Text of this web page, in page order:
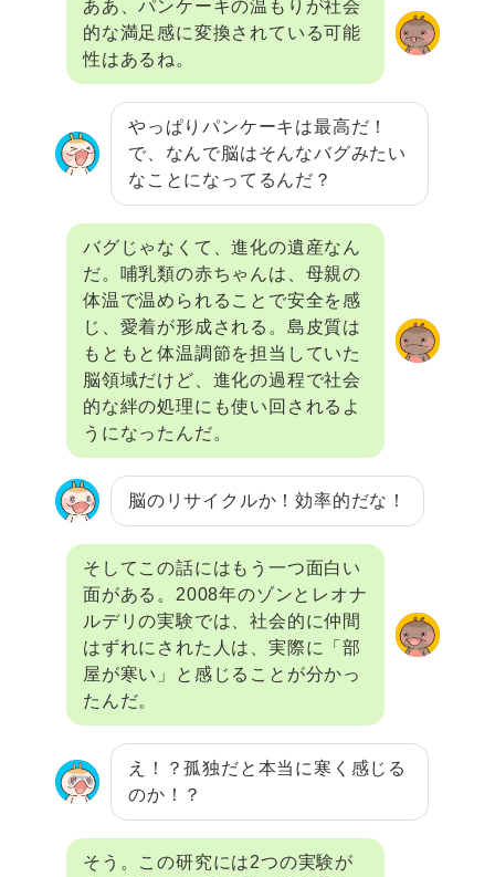
ああ、パンケーキの温もりが社会
的な満足感に変換されている可能
性はあるね。
やっぱりパンケーキは最高だ！
で、なんで脳はそんなバグみたい
なことになってるんだ？
バグじゃなくて、進化の遺産なん
だ。哺乳類の赤ちゃんは、母親の
体温で温められることで安全を感
じ、愛着が形成される。島皮質は
もともと体温調節を担当していた
脳領域だけど、進化の過程で社会
的な絆の処理にも使い回されるよ
うになったんだ。
脳のリサイクルか！効率的だな！
そしてこの話にはもう一つ面白い
面がある。2008年のゾンとレオナ
ルデリの実験では、社会的に仲間
はずれにされた人は、実際に「部
屋が寒い」と感じることが分かっ
たんだ。
え！？孤独だと本当に寒く感じる
のか！？
そう。この研究には2つの実験が